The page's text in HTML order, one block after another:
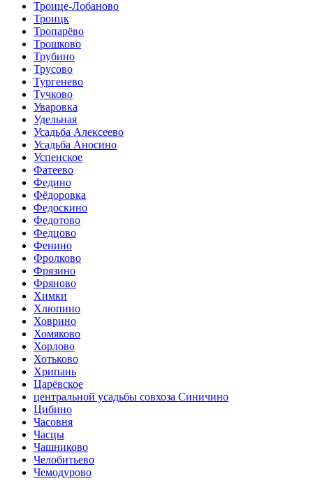
Троице-Лобаново
Троицк
Тропарёво
Трошково
Трубино
Трусово
Тургенево
Тучково
Уваровка
Удельная
Усадьба Алексеево
Усадьба Аносино
Успенское
Фатеево
Федино
Фёдоровка
Федоскино
Федотово
Федцово
Фенино
Фролково
Фрязино
Фряново
Химки
Хлюпино
Ховрино
Хомяково
Хорлово
Хотьково
Хрипань
Царёвское
центральной усадьбы совхоза Синичино
Цибино
Часовня
Часцы
Чашниково
Челобитьево
Чемодурово